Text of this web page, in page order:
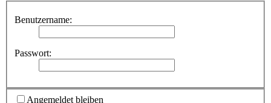
Benutzername:
Passwort:
Angemeldet bleiben